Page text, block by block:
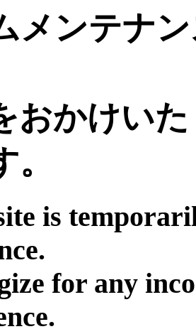
メンテナ
おかけい
is
for any